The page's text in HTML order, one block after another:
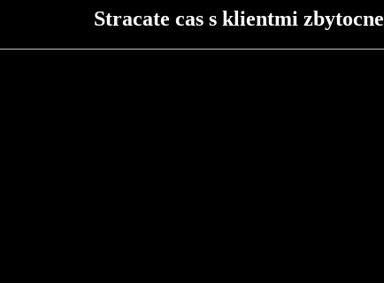
Stracate cas s klientmi zbytocne